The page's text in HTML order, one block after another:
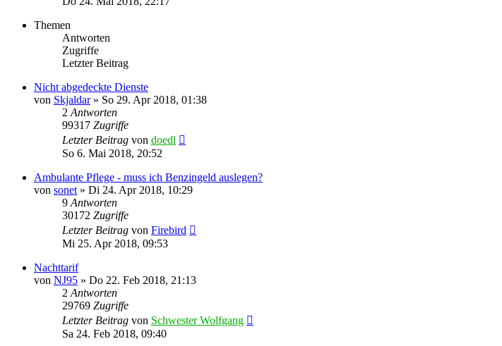
Themen
Antworten
Zugriffe
Letzter Beitrag
Nicht abgedeckte Dienste
von Skjaldar» So 29. Apr 2018, 01:38
2 Antworten
99317 Zugriffe
Letzter Beitrag von doedl
So 6. Mai 2018, 20:52
Ambulante Pflege - muss ich Benzingeld auslegen?
von sonet » Di 24. Apr 2018, 10:29
9 Antworten
30172 Zugriffe
Letzter Beitrag von Firebird
Mi 25. Apr 2018, 09:53
Nachttarif
von NJ95 » Do 22. Feb 2018, 21:13
2 Antworten
29769 Zugriffe
Letzter Beitrag von Schwester Wolfgang
Sa 24. Feb 2018, 09:40